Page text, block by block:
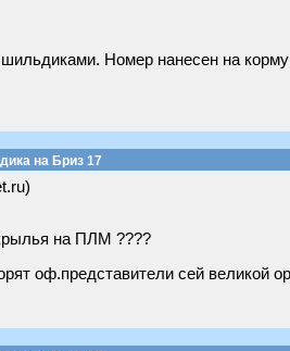
Номер нанесен на
на Бриз 17
на ПЛМ ????
оф.представители сей великой